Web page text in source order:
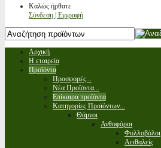
Καλώς ήρθατε
Σύνδεση | Εγγραφή
Αρχική
Η εταιρεία
Προϊόντα
Προσφορές...
Νέα Προϊόντα...
Επίκαιρα προϊόντα
Κατηγορίες Προϊόντων...
Θάμνοι
Ανθοφόροι
Φυλλοβόλοι
Αειθαλείς